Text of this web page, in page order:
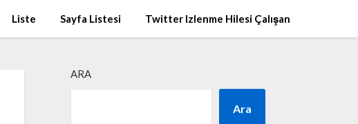
Liste Sayfa Listesi Twitter Izlenme Hilesi Çalışan
ARA
Ara